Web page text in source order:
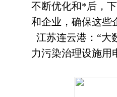
不断优化和*后，
和企业，确保这些
江苏连云港：“大
力污染治理设施用